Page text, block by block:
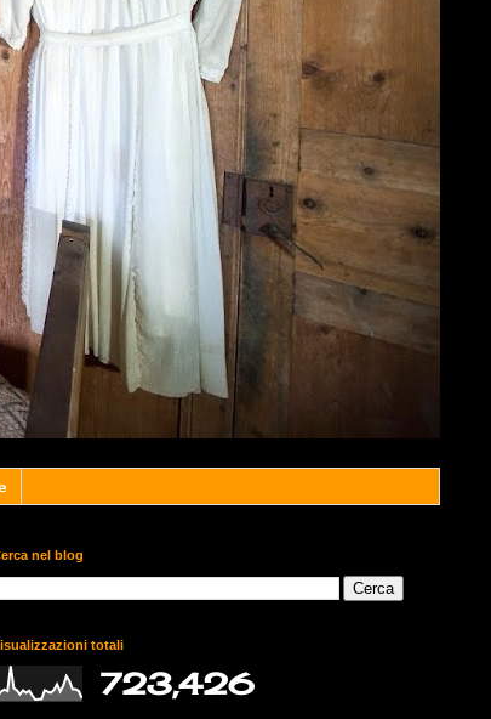
nel blog
totali
723,426